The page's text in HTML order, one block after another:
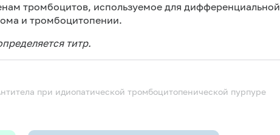
тромбоцитов, используемое для дифференциальной
и тромбоцитопении.
титр.
при идиопатической тромбоцитопенической пурпуре